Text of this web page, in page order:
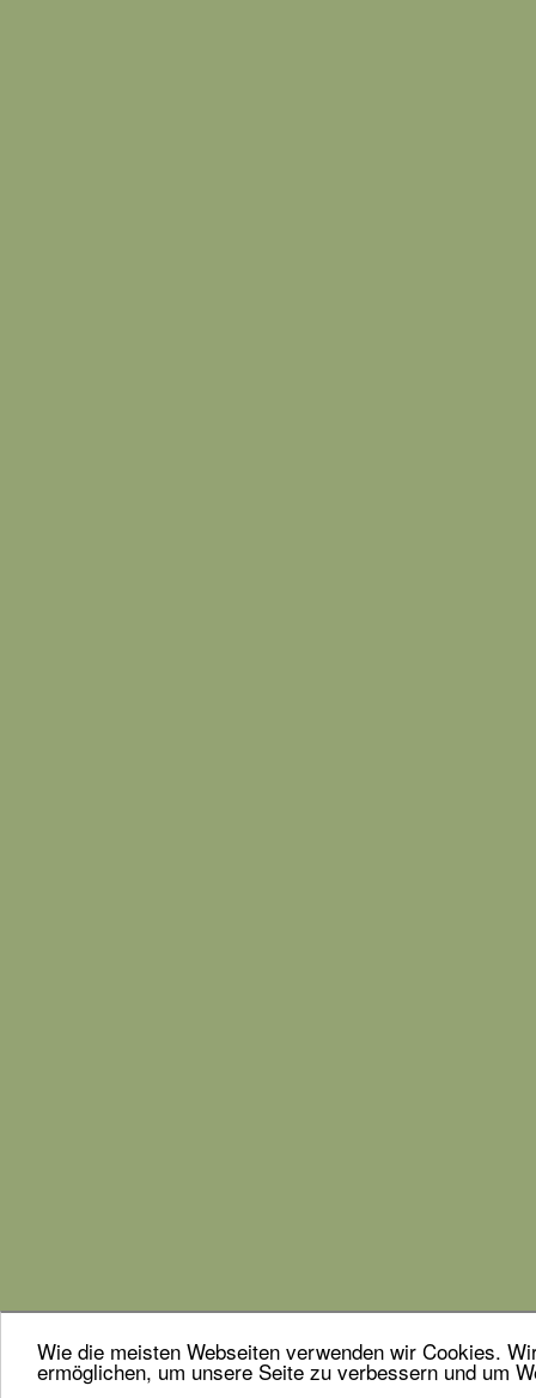
Wie die meisten Webseiten verwenden wir Cookies.
ermöglichen, um unsere Seite zu verbessern und um